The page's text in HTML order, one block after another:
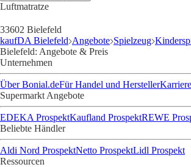
Luftmatratze
33602 Bielefeld
kaufDA Bielefeld Angebote Spielzeug
Bielefeld: Angebote & Preis
Unternehmen
Über Bonial.deFür Handel und HerstellerKarriere
Supermarkt Angebote
EDEKA ProspektKaufland ProspektREWE
Beliebte Händler
Aldi Nord ProspektNetto ProspektLidl Prospekt
Ressourcen